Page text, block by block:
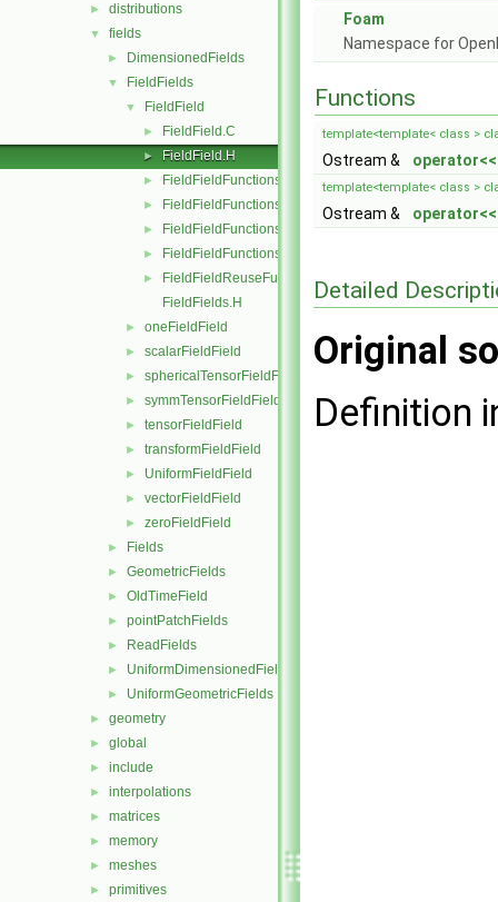
► distributions
▼ fields
► DimensionedFields
▼ FieldFields
▼ FieldField
► FieldField.C
► FieldField.H
► FieldFieldFunctions.C
► FieldFieldFunctions.H
► FieldFieldFunctionsM.C
► FieldFieldFunctionsM.H
►
FieldFieldReuseFunctions.H
FieldFields.H
► oneFieldField
► scalarFieldField
► sphericalTensorFieldField
► symmTensorFieldField
► tensorFieldField
► transformFieldField
► UniformFieldField
► vectorFieldField
► zeroFieldField
► Fields
► GeometricFields
► OldTimeField
► pointPatchFields
► ReadFields
► UniformDimensionedFields
► UniformGeometricFields
► geometry
► global
► include
► interpolations
► matrices
► memory
► meshes
► primitives
Foam
Namespace for
Functions
template<template< class >
Ostream & operator<<
template<template< class >
Ostream & operator<<
Detailed
Original
Definition